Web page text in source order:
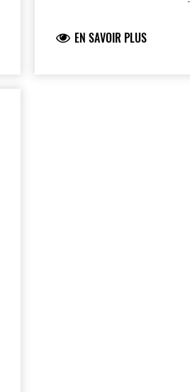
Dimensions : 7,5 cm de
EN SAVOIR PLUS